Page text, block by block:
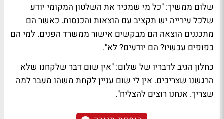
שלום ממשיך: "כל מי שמכיר את השלטון המקומי יודע
שלכל עירייה יש תקציב עם הוצאות והכנסות. כאשר הם
מתכננים הוצאה הם מבקשים אישור ממשרד הפנים. למי הם
כפופים עכשיו? הם יודעים? לא".
כחלון הגיב לדבריו של שלום: "אין שום דבר שלקחנו שלא
הרגשנו שצריכים. אין לי שום עניין לקחת משהו מעבר למה
שצריך. אנחנו רוצים להצליח".